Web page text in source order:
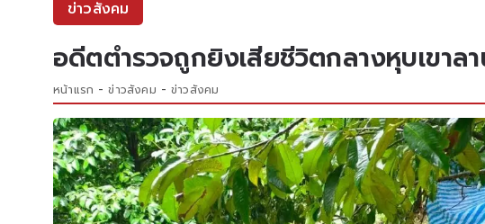
ข่าวสังคม
อดีตตำรวจถูกยิงเสียชีวิตกลางหุบเขา
หน้าแรก ข่าวสังคม ข่าวสังคม